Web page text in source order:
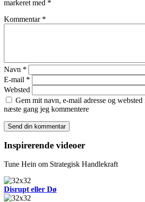
markeret med *
Kommentar *
Navn *
E-mail *
Websted
Gem mit navn, e-mail adresse og
næste gang jeg kommentere
Inspirerende videoer
Tune Hein om Strategisk Handlekraft
Disrupt eller Dø